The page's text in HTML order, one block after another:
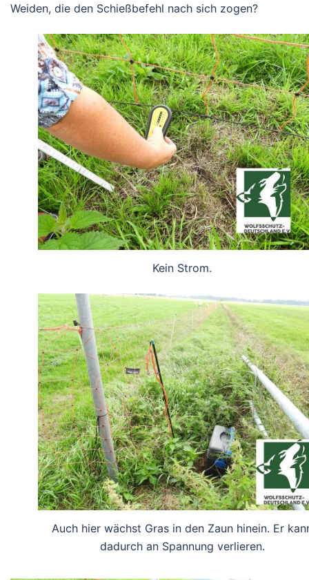
Weiden, die den Schießbefehl nach sich zogen?
Kein Strom.
Auch hier wächst Gras in den Zaun hinein. Er
dadurch an Spannung verlieren.